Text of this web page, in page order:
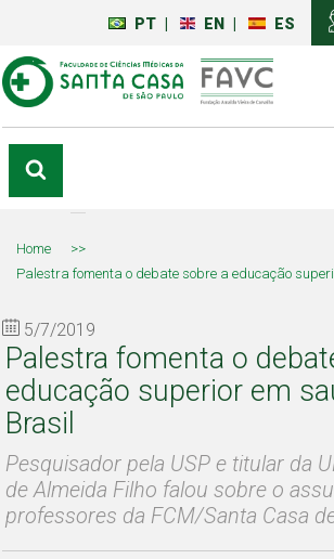
PT EN ES
Home
>>
Palestra fomenta o debate sobre a educação
5/7/2019
Palestra fomenta o
educação superior em
Brasil
Pesquisador pela USP e titular da
de Almeida Filho falou sobre o
professores da FCM/Santa Casa